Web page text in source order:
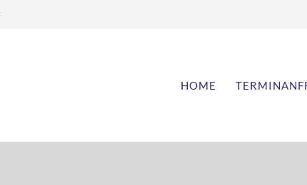
Navigation
HOME